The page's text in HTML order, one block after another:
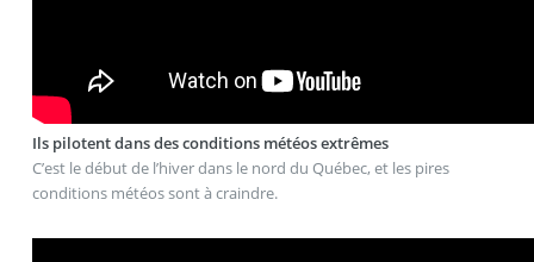
Ils pilotent dans des conditions météos extrêmes
C’est le début de l’hiver dans le nord du Québec, et les pires
conditions météos sont à craindre.